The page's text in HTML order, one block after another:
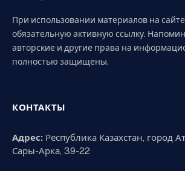
При использовании материалов на
обязательную активную ссылку.
авторские и другие права на
полностью защищены.
КОНТАКТЫ
Адрес: Республика Казахстан, город
Сары-Арка, 39-22